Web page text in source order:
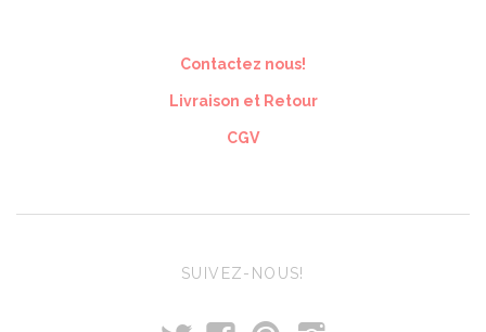
Contactez nous!
Livraison et Retour
CGV
SUIVEZ-NOUS!